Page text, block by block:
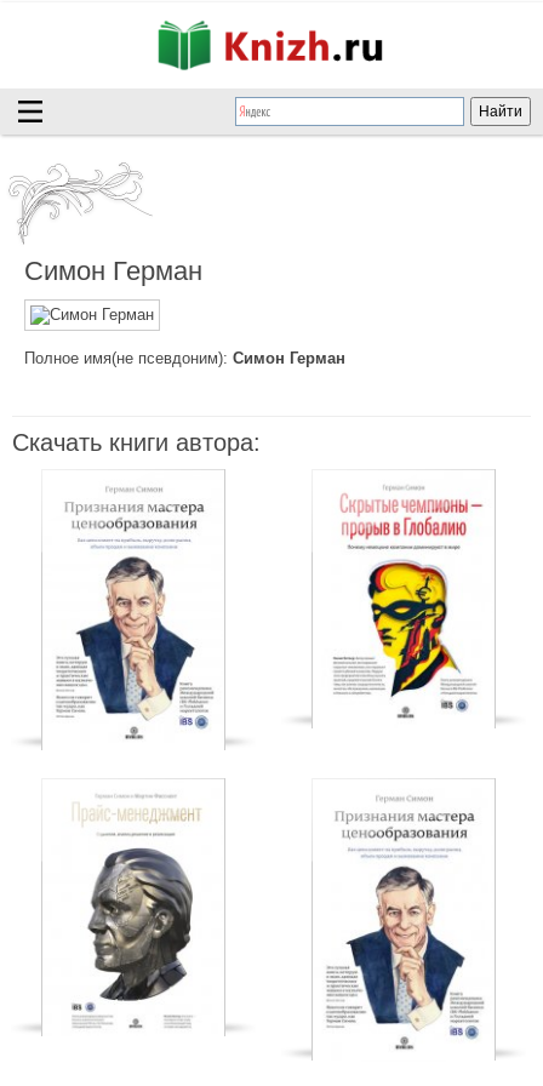
Симон Герман
Полное имя(не псевдоним): Симон Герман
Скачать книги автора: